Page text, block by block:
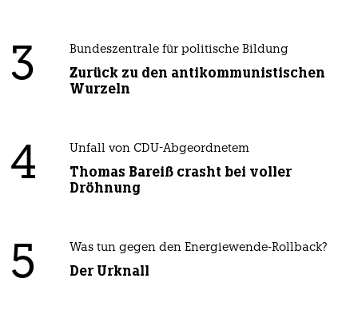
3 Bundeszentrale für politische Bildung
Zurück zu den antikommunistischen
Wurzeln
4 Unfall von CDU-Abgeordnetem
Thomas Bareiß crasht bei voller
Dröhnung
5 Was tun gegen den Energiewende-Rollback?
Der Urknall